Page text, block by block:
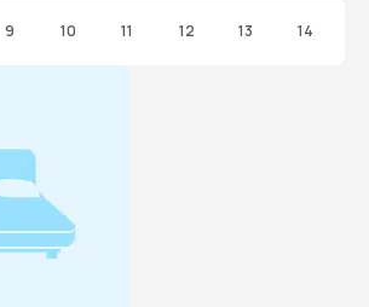
9 10 11 12 13 14